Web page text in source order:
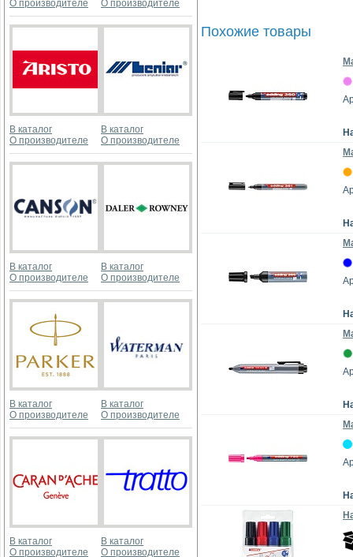
О производителе
О производителе
В каталог
О производителе
В каталог
О производителе
В каталог
О производителе
В каталог
О производителе
В каталог
О производителе
В каталог
О производителе
В каталог
О производителе
В каталог
О производителе
Похожие товары